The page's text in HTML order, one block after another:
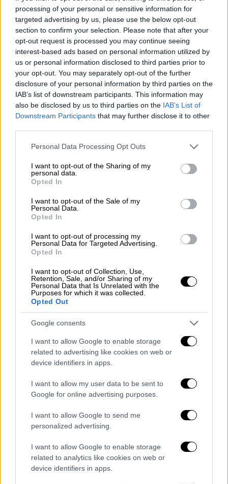
processing of your personal or sensitive information for
targeted advertising by us, please use the below opt-out
section to confirm your selection. Please note that after your
opt-out request is processed you may continue seeing
interest-based ads based on personal information utilized by
us or personal information disclosed to third parties prior to
your opt-out. You may separately opt-out of the further
disclosure of your personal information by third parties on the
IAB’s list of downstream participants. This information may
also be disclosed by us to third parties on the IAB’s List of
Downstream Participants that may further disclose it to other
Please note that this website/app uses one or more Google
not limited to your visit or usage behaviour. You may click to
grant or deny consent to Google and its third-party tags to
use your data for below specified purposes in below Google
consent section.
Personal Data Processing Opt Outs
I want to opt-out of the Sharing of my
personal data.
Opted In
I want to opt-out of the Sale of my
Personal Data.
Opted In
I want to opt-out of processing my
Personal Data for Targeted Advertising.
Opted In
I want to opt-out of Collection, Use,
Retention, Sale, and/or Sharing of my
Personal Data that Is Unrelated with the
Purposes for which it was collected.
Opted Out
Google consents
I want to allow Google to enable storage
related to advertising like cookies on web or
device identifiers in apps.
I want to allow my user data to be sent to
Google for online advertising purposes.
I want to allow Google to send me
personalized advertising.
I want to allow Google to enable storage
related to analytics like cookies on web or
device identifiers in apps.
Revenge porn στη Θεσσαλονίκη με
πάνω από 100 δημοσιεύσεις - Πήγε να
αυτοκτονήσει ο δράστης
Μάλιστα, όπως επισημαίνει σε ανάρτηση της
κόστος του αμαξιδίου ανέρχεται στις6.000
ευρώ.
Η ανάρτηση της Ευαγγελίας
Τζαμπατζή